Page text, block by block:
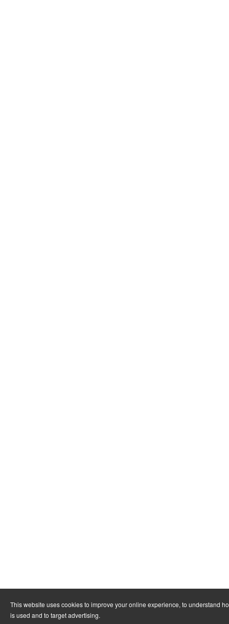
This website uses cookies to improve your online experience, to understand
is used and to target advertising.